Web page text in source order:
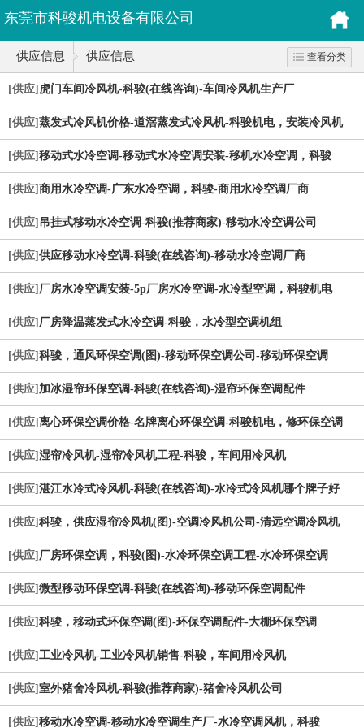
东莞市科骏机电设备有限公司
供应信息 供应信息 查看分类
[供应] 虎门车间冷风机-科骏(在线咨询)-车间冷风机生产厂
[供应] 蒸发式冷风机价格-道滘蒸发式冷风机-科骏机电，安装冷风机
[供应] 移动式水冷空调-移动式水冷空调安装-移机水冷空调，科骏
[供应] 商用水冷空调-广东水冷空调，科骏-商用水冷空调厂商
[供应] 吊挂式移动水冷空调-科骏(推荐商家)-移动水冷空调公司
[供应] 供应移动水冷空调-科骏(在线咨询)-移动水冷空调厂商
[供应] 厂房水冷空调安装-5p厂房水冷空调-水冷型空调，科骏机电
[供应] 厂房降温蒸发式水冷空调-科骏，水冷型空调机组
[供应] 科骏，通风环保空调(图)-移动环保空调公司-移动环保空调
[供应] 加冰湿帘环保空调-科骏(在线咨询)-湿帘环保空调配件
[供应] 离心环保空调价格-名牌离心环保空调-科骏机电，修环保空调
[供应] 湿帘冷风机-湿帘冷风机工程-科骏，车间用冷风机
[供应] 湛江水冷式冷风机-科骏(在线咨询)-水冷式冷风机哪个牌子好
[供应] 科骏，供应湿帘冷风机(图)-空调冷风机公司-清远空调冷风机
[供应] 厂房环保空调，科骏(图)-水冷环保空调工程-水冷环保空调
[供应] 微型移动环保空调-科骏(在线咨询)-移动环保空调配件
[供应] 科骏，移动式环保空调(图)-环保空调配件-大棚环保空调
[供应] 工业冷风机-工业冷风机销售-科骏，车间用冷风机
[供应] 室外猪舍冷风机-科骏(推荐商家)-猪舍冷风机公司
[供应] 移动水冷空调-移动水冷空调生产厂-水冷空调风机，科骏